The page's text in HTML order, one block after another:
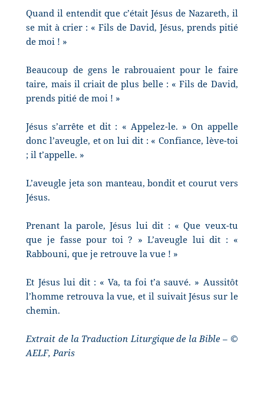
Quand il entendit que c’était Jésus de Nazareth, il
se mit à crier : « Fils de David, Jésus, prends pitié
de moi ! »
Beaucoup de gens le rabrouaient pour le faire
taire, mais il criait de plus belle : « Fils de David,
prends pitié de moi ! »
Jésus s’arrête et dit : « Appelez-le. » On appelle
donc l’aveugle, et on lui dit : « Confiance, lève-toi
; il t’appelle. »
L’aveugle jeta son manteau, bondit et courut vers
Jésus.
Prenant la parole, Jésus lui dit : « Que veux-tu
que je fasse pour toi ? » L’aveugle lui dit : «
Rabbouni, que je retrouve la vue ! »
Et Jésus lui dit : « Va, ta foi t’a sauvé. » Aussitôt
l’homme retrouva la vue, et il suivait Jésus sur le
chemin.
Extrait de la Traduction Liturgique de la Bible – ©
AELF, Paris